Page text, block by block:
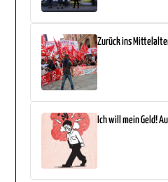
Zurück ins
Ich will mein Geld!